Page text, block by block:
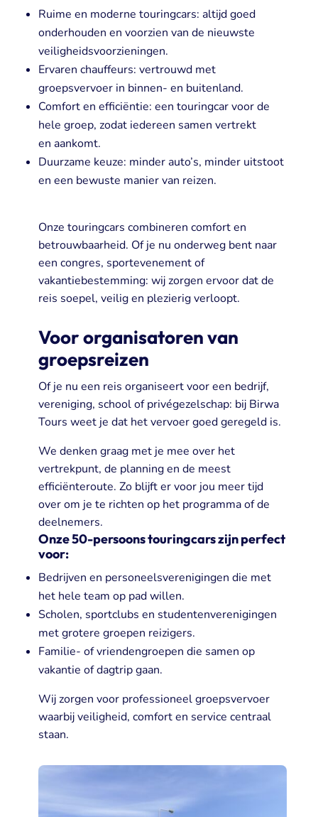
Ruime en moderne touringcars: altijd goed
onderhouden en voorzien van de nieuwste
veiligheidsvoorzieningen.
Ervaren chauffeurs: vertrouwd met
groepsvervoer in binnen- en buitenland.
Comfort en efficiëntie: een touringcar voor de
hele groep, zodat iedereen samen vertrekt
en aankomt.
Duurzame keuze: minder auto’s, minder uitstoot
en een bewuste manier van reizen.
Onze touringcars combineren comfort en
betrouwbaarheid. Of je nu onderweg bent naar
een congres, sportevenement of
vakantiebestemming: wij zorgen ervoor dat de
reis soepel, veilig en plezierig verloopt.
Voor organisatoren van
groepsreizen
Of je nu een reis organiseert voor een bedrijf,
vereniging, school of privégezelschap: bij Birwa
Tours weet je dat het vervoer goed geregeld is.
We denken graag met je mee over het
vertrekpunt, de planning en de meest
efficiënteroute. Zo blijft er voor jou meer tijd
over om je te richten op het programma of de
deelnemers.
Onze 50-persoons touringcars zijn perfect
voor:
Bedrijven en personeelsverenigingen die met
het hele team op pad willen.
Scholen, sportclubs en studentenverenigingen
met grotere groepen reizigers.
Familie- of vriendengroepen die samen op
vakantie of dagtrip gaan.
Wij zorgen voor professioneel groepsvervoer
waarbij veiligheid, comfort en service centraal
staan.